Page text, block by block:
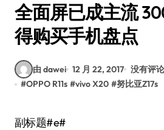
全面屏已成主流
得购买手机盘点
由 dawei 12 月 22, 2017 没有评论
#OPPO R11s #vivo X20 #努比亚Z17s
副标题#e#